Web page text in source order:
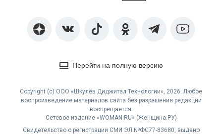
Перейти на полную версию
Copyright (с) ООО «Шкулёв Диджитал Технологии», 2026. Любое
воспроизведение материалов сайта без разрешения редакции
воспрещается.
Сетевое издание «WOMAN.RU» (Женщина.РУ)
Свидетельство о регистрации СМИ ЭЛ №ФС77-83680, выдано